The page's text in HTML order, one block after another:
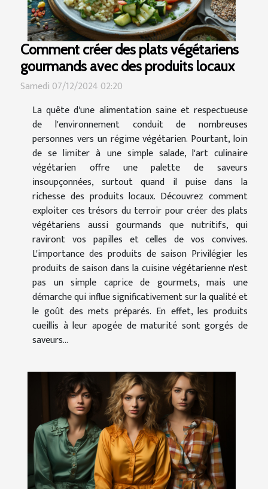
Comment créer des plats végétariens
gourmands avec des produits locaux
Samedi 07/12/2024 02:20
La quête d'une alimentation saine et respectueuse
de l'environnement conduit de nombreuses
personnes vers un régime végétarien. Pourtant, loin
de se limiter à une simple salade, l'art culinaire
végétarien offre une palette de saveurs
insoupçonnées, surtout quand il puise dans la
richesse des produits locaux. Découvrez comment
exploiter ces trésors du terroir pour créer des plats
végétariens aussi gourmands que nutritifs, qui
raviront vos papilles et celles de vos convives.
L'importance des produits de saison Privilégier les
produits de saison dans la cuisine végétarienne n'est
pas un simple caprice de gourmets, mais une
démarche qui influe significativement sur la qualité et
le goût des mets préparés. En effet, les produits
cueillis à leur apogée de maturité sont gorgés de
saveurs...